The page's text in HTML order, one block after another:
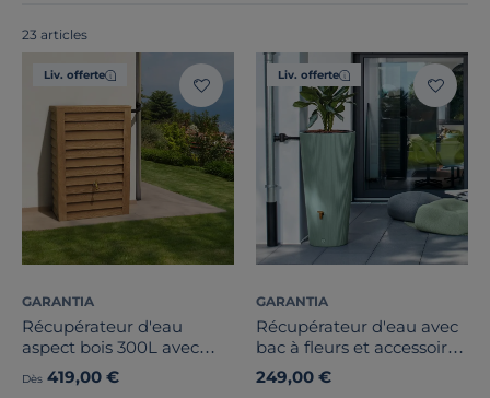
23 articles
Liv. offerte
GARANTIA
Récupérateur d'eau
aspect bois 300L avec
accessoires, Woody
Dès 419,00 €
Liv. offerte
GARANTIA
Récupérateur d'eau avec
bac à fleurs et accessoires
220 L, Agave Linus
249,00 €
Hauteur
Profondeur